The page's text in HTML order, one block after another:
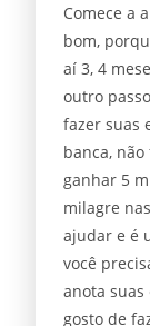
Comece a
bom,
aí 3, 4
outro
fazer suas
banca,
ganhar 5
milagre
ajudar e é
você
anota
gosto de